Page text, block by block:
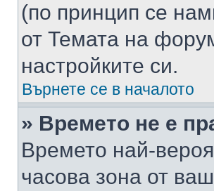
(по принцип се
от Темата на
настройките си.
Върнете се в началото
» Времето не е
Времето най-
часова зона от